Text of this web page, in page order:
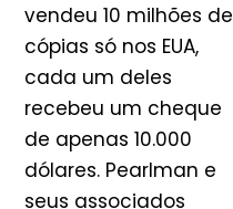
vendeu 10 milhões de
cópias só nos EUA,
cada um deles
recebeu um cheque
de apenas 10.000
dólares. Pearlman e
seus associados